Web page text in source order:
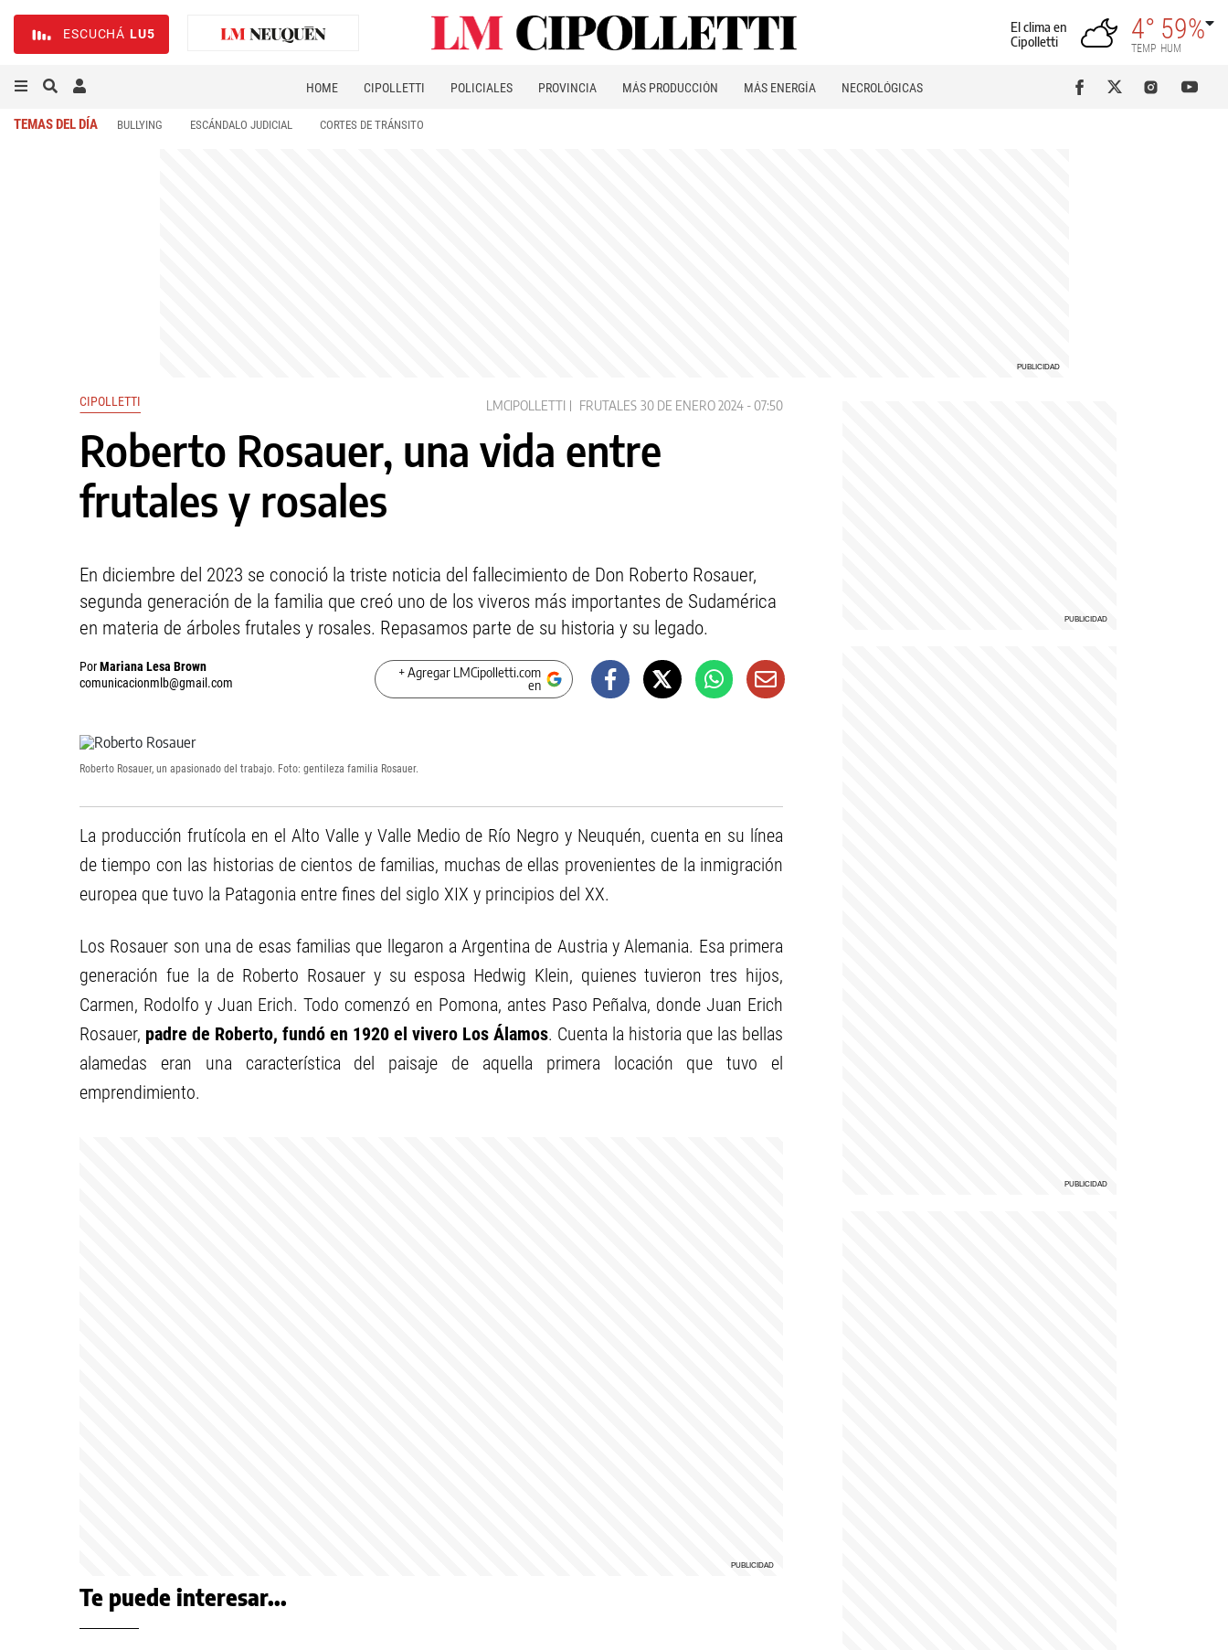
ESCUCHÁ LU5
El clima en
Cipolletti
4°
TEMP
59%
HUM
HOME CIPOLLETTI POLICIALES PROVINCIA MÁS PRODUCCIÓN MÁS ENERGÍA NECROLÓGICAS
TEMAS DEL DÍA BULLYING ESCÁNDALO JUDICIAL CORTES DE TRÁNSITO
CIPOLLETTI LMCIPOLLETTI FRUTALES 30 DE ENERO 2024 - 07:50
Roberto Rosauer, una vida entre
frutales y rosales
En diciembre del 2023 se conoció la triste noticia del fallecimiento de Don Roberto Rosauer,
segunda generación de la familia que creó uno de los viveros más importantes de Sudamérica
en materia de árboles frutales y rosales. Repasamos parte de su historia y su legado.
PorMariana Lesa Brown
comunicacionmlb@gmail.com
+ Agregar LMCipolletti.com
en
Roberto Rosauer, un apasionado del trabajo. Foto: gentileza familia Rosauer.
La producción frutícola en el Alto Valle y Valle Medio de Río Negro y Neuquén, cuenta en su línea
de tiempo con las historias de cientos de familias, muchas de ellas provenientes de la inmigración
europea que tuvo la Patagonia entre fines del siglo XIX y principios del XX.
Los Rosauer son una de esas familias que llegaron a Argentina de Austria y Alemania. Esa primera
generación fue la de Roberto Rosauer y su esposa Hedwig Klein, quienes tuvieron tres hijos,
Carmen, Rodolfo y Juan Erich. Todo comenzó en Pomona, antes Paso Peñalva, donde Juan Erich
Rosauer, padre de Roberto, fundó en 1920 el vivero Los Álamos. Cuenta la historia que las bellas
alamedas eran una característica del paisaje de aquella primera locación que tuvo el
emprendimiento.
Te puede interesar...